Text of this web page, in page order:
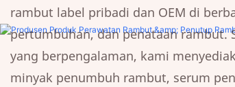
rambut label pribadi dan OEM di
pertumbuhan, dan penataan rambut.
yang berpengalaman, kami
minyak penumbuh rambut, serum